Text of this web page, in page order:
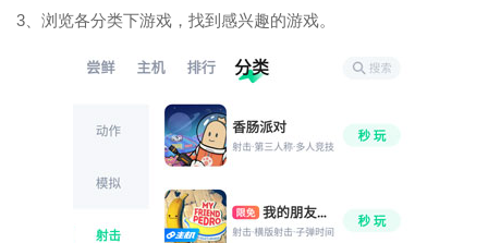
3、浏览各分类下游戏，找到感兴趣的游戏。